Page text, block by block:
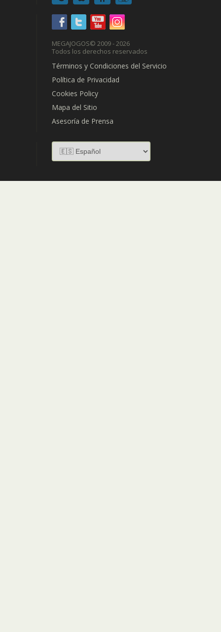
MEGAJOGOS© 2009 - 2026
Todos los derechos reservados
Términos y Condiciones del Servicio
Política de Privacidad
Cookies Policy
Mapa del Sitio
Asesoría de Prensa